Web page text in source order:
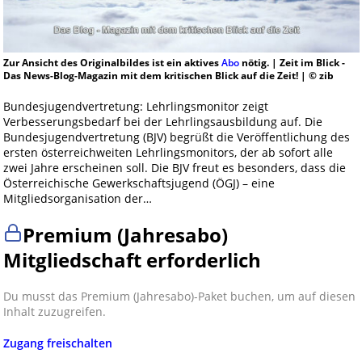
Zur Ansicht des Originalbildes ist ein aktivesAbonötig. | Zeit im Blick -
Das News-Blog-Magazin mit dem kritischen Blick auf die Zeit! | © zib
Bundesjugendvertretung: Lehrlingsmonitor zeigt
Verbesserungsbedarf bei der Lehrlingsausbildung auf. Die
Bundesjugendvertretung (BJV) begrüßt die Veröffentlichung des
ersten österreichweiten Lehrlingsmonitors, der ab sofort alle
zwei Jahre erscheinen soll. Die BJV freut es besonders, dass die
Österreichische Gewerkschaftsjugend (ÖGJ) – eine
Mitgliedsorganisation der…
Premium (Jahresabo)
Mitgliedschaft erforderlich
Du musst das Premium (Jahresabo)-Paket buchen, um auf diesen
Inhalt zuzugreifen.
Zugang freischalten